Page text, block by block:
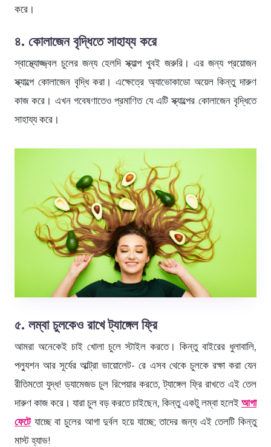
করে।
৪. কোলাজেন বৃদ্ধিতে সাহায্য করে
স্বাস্থ্যোজ্জ্বল চুলের জন্য হেলদি স্ক্যাল্প খুবই জরুরি। এর জন্য প্রয়োজন
স্ক্যাল্পে কোলাজেন বৃদ্ধি করা। এক্ষেত্রে অ্যাভোকাডো অয়েল কিন্তু দারুণ
কাজ করে। এখন গবেষণাতেও প্রমাণিত যে এটি স্ক্যাল্পের কোলাজেন বৃদ্ধিতে
সাহায্য করে।
৫. লম্বা চুলকেও রাখে ট্যাঙ্গেল ফ্রি
আমরা অনেকেই চাই খোলা চুলে স্টাইল করতে। কিন্তু বাইরের ধুলাবালি,
পল্যুশন আর সূর্যের আল্ট্রা ভায়োলেট- রে এসব থেকে চুলকে রক্ষা করা যেন
রীতিমতো যুদ্ধ! ড্যামেজড চুল রিপেয়ার করতে, ট্যাঙ্গেল ফ্রি রাখতে এই তেল
দারুণ কাজ করে। যারা চুল বড় করতে চাইছেন, কিন্তু একটু লম্বা হলেই আগা
ফেটেযাচ্ছে বা চুলের আগা দুর্বল হয়ে যাচ্ছে; তাদের জন্য এই তেলটি কিন্তু
মাস্ট হ্যাভ!